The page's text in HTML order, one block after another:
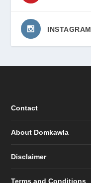
INSTAGRAM
Contact
About Domkawla
Disclaimer
Terms and Conditions